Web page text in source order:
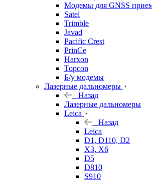
Модемы для GNSS
Satel
Trimble
Javad
Pacific Crest
PrinCe
Harxon
Topcon
Б/у модемы
Лазерные дальномеры
Назад
Лазерные дальномеры
Leica
Назад
Leica
D1, D110, D2
X3, X6
D5
D810
S910